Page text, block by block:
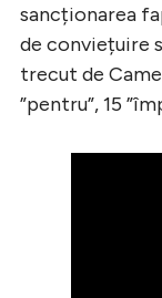
sancționarea
de conviețuire
trecut de
”pentru”, 15